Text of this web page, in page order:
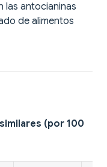
las antocianinas
de alimentos
(por 100